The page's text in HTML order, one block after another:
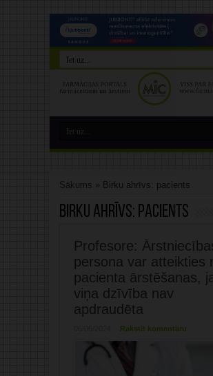
Sākums » Birku ahrīvs: pacients
Birku ahrīvs: pacients
Profesore:
persona var atteikties
pacienta ārstēšanas,
viņa dzīvība nav
apdraudēta
Rakstīt komentāru